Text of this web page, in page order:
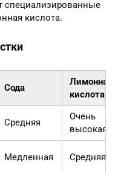
специализированные
кислота.
Сода
Лимонная
кислота
Средняя
Очень
высокая
Медленная Средняя